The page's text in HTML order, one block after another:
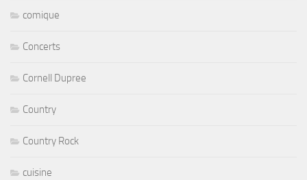
comique
Concerts
Cornell Dupree
Country
Country Rock
cuisine